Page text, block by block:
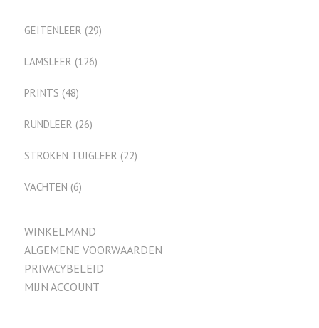
GEITENLEER (29)
LAMSLEER (126)
PRINTS (48)
RUNDLEER (26)
STROKEN TUIGLEER (22)
VACHTEN (6)
WINKELMAND
ALGEMENE VOORWAARDEN
PRIVACYBELEID
MIJN ACCOUNT